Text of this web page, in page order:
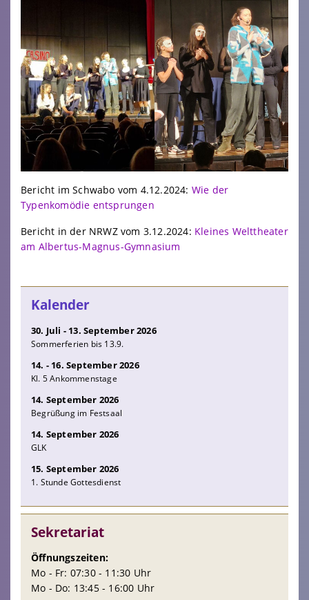
Bericht im Schwabo vom 4.12.2024: Wie der
Typenkomödie entsprungen
Bericht in der NRWZ vom 3.12.2024: Kleines Welttheater
am Albertus-Magnus-Gymnasium
Kalender
30. Juli - 13. September 2026
Sommerferien bis 13.9.
14. - 16. September 2026
Kl. 5 Ankommenstage
14. September 2026
Begrüßung im Festsaal
14. September 2026
GLK
15. September 2026
1. Stunde Gottesdienst
Sekretariat
Öffnungszeiten:
Mo - Fr: 07:30 - 11:30 Uhr
Mo - Do: 13:45 - 16:00 Uhr